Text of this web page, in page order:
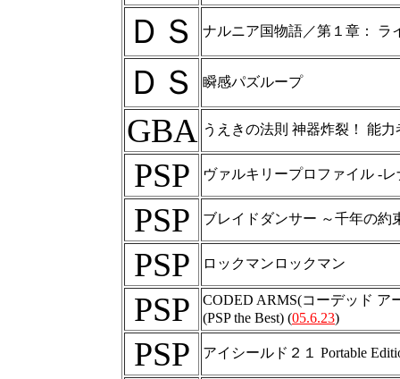
ＤＳ ナルニア国物語／第１章： ラ
ＤＳ 瞬感パズループ
GBA うえきの法則 神器炸裂！ 能力
PSP ヴァルキリープロファイル -レ
PSP ブレイドダンサー ～千年の約
PSP ロックマンロックマン
PSP
CODED ARMS(コーデッド ア
(PSP the Best) (05.6.23)
PSP アイシールド２１ Portable